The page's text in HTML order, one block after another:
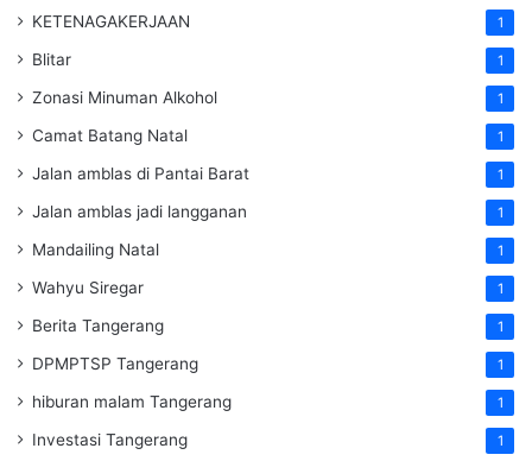
KETENAGAKERJAAN 1
Blitar 1
Zonasi Minuman Alkohol 1
Camat Batang Natal 1
Jalan amblas di Pantai Barat 1
Jalan amblas jadi langganan 1
Mandailing Natal 1
Wahyu Siregar 1
Berita Tangerang 1
DPMPTSP Tangerang 1
hiburan malam Tangerang 1
Investasi Tangerang 1